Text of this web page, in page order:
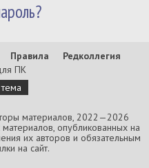
Правила
Редколлегия
ПК
материалов, 2022—2026
опубликованных на
их авторов и обязательным
на сайт.